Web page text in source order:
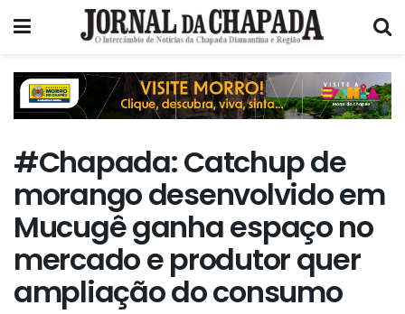
#Chapada: Catchup de
morango desenvolvido em
Mucugê ganha espaço no
mercado e produtor quer
ampliação do consumo